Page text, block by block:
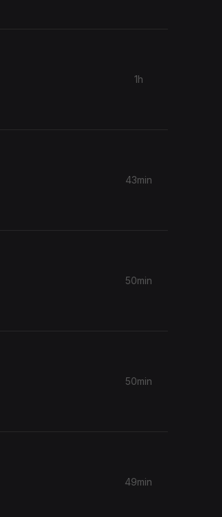
1h
43min
50min
50min
49min